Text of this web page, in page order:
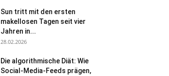
Sun tritt mit den ersten
makellosen Tagen seit vier
Jahren in...
28.02.2026
Die algorithmische Diät: Wie
Social-Media-Feeds prägen,